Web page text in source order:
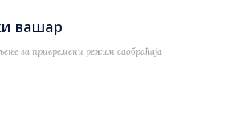
вашар
за привремени режим саобраћаја